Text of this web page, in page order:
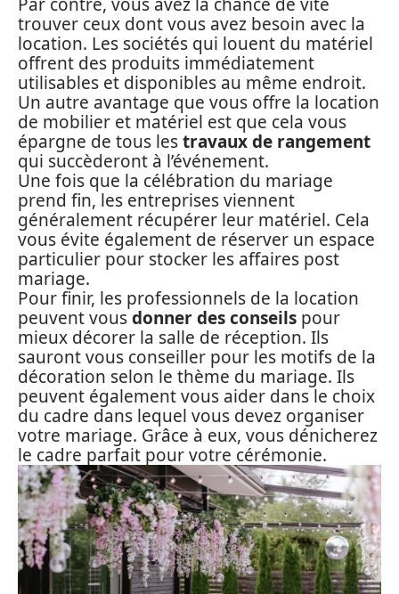
trouver ceux dont vous avez besoin avec la
location. Les sociétés qui louent du matériel
offrent des produits immédiatement
utilisables et disponibles au même endroit.
Un autre avantage que vous offre la location
de mobilier et matériel est que cela vous
épargne de tous lestravaux de rangement
qui succèderont à l’événement.
Une fois que la célébration du mariage
prend fin, les entreprises viennent
généralement récupérer leur matériel. Cela
vous évite également de réserver un espace
particulier pour stocker les affaires post
mariage.
Pour finir, les professionnels de la location
peuvent vousdonner des conseils pour
mieux décorer la salle de réception. Ils
sauront vous conseiller pour les motifs de la
décoration selon le thème du mariage. Ils
peuvent également vous aider dans le choix
du cadre dans lequel vous devez organiser
votre mariage. Grâce à eux, vous dénicherez
le cadre parfait pour votre cérémonie.